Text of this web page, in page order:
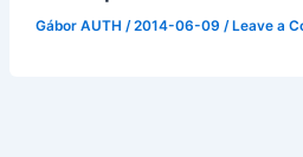
Gábor AUTH /2014-06-09 / Leave a